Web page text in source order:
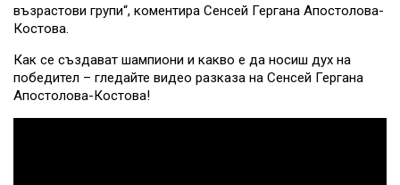
възрастови групи“, коментира Сенсей Гергана Апостолова-
Костова.
Как се създават шампиони и какво е да носиш дух на
победител – гледайте видео разказа на Сенсей Гергана
Апостолова-Костова!